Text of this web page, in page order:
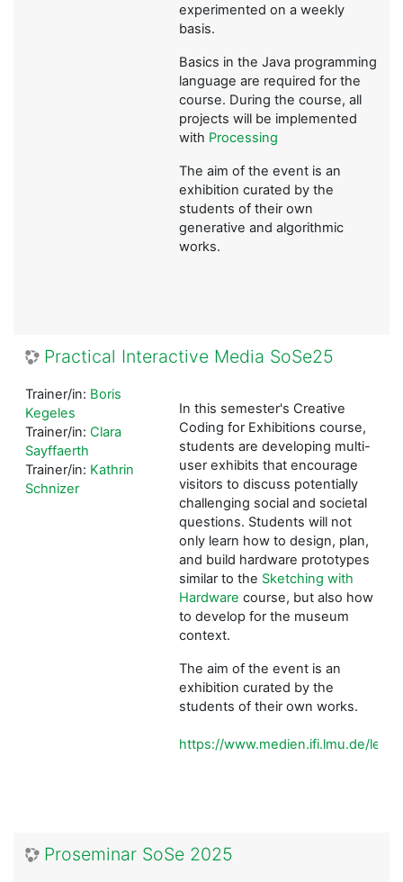
experimented on a weekly
basis.
Basics in the Java programming
language are required for the
course. During the course, all
projects will be implemented
with Processing
The aim of the event is an
exhibition curated by the
students of their own
generative and algorithmic
works.
Practical Interactive Media SoSe25
In this semester's Creative
Coding for Exhibitions course,
students are developing multi-
user exhibits that encourage
visitors to discuss potentially
challenging social and societal
questions. Students will not
only learn how to design, plan,
and build hardware prototypes
similar to the Sketching with
Hardware course, but also how
to develop for the museum
context.
The aim of the event is an
exhibition curated by the
students of their own works.
https://www.medien.ifi.lmu.de/
Trainer/in: Boris
Kegeles
Trainer/in: Clara
Sayffaerth
Trainer/in: Kathrin
Schnizer
Proseminar SoSe 2025